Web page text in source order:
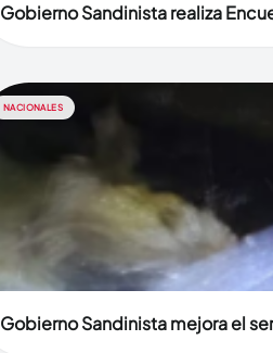
Gobierno Sandinista realiza
NACIONALES
Gobierno Sandinista mejora el